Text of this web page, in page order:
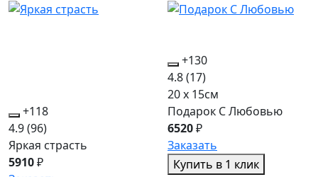
+118
4.9(96)
Яркая страсть
5910₽
+130
4.8(17)
20 x 15см
Подарок С Любовью
6520₽
Заказать
Купить в 1 клик